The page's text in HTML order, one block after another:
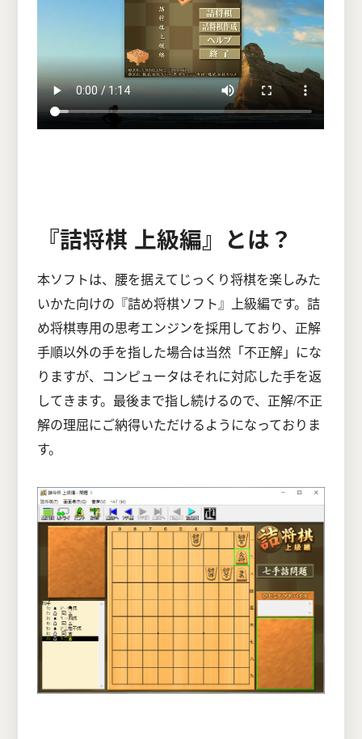
『詰将棋 上級編』とは？
本ソフトは、腰を据えてじっくり将棋を楽しみた
いかた向けの『詰め将棋ソフト』上級編です。詰
め将棋専用の思考エンジンを採用しており、正解
手順以外の手を指した場合は当然「不正解」にな
りますが、コンピュータはそれに対応した手を返
してきます。最後まで指し続けるので、正解/不正
解の理屈にご納得いただけるようになっておりま
す。